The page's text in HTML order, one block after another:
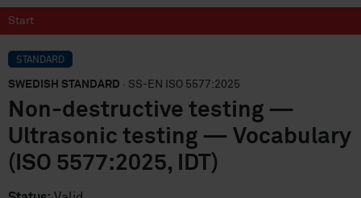
Start
STANDARD
SWEDISH STANDARD · SS-EN ISO 5577:2025
Non-destructive testing —
Ultrasonic testing — Vocabulary
(ISO 5577:2025, IDT)